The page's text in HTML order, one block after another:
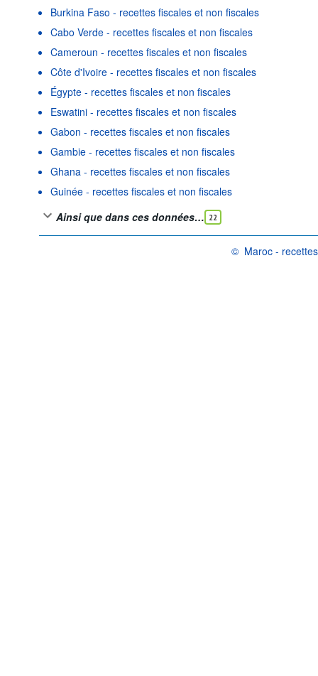
Burkina Faso - recettes fiscales et non fiscales
Cabo Verde - recettes fiscales et non fiscales
Cameroun - recettes fiscales et non fiscales
Côte d'Ivoire - recettes fiscales et non fiscales
Égypte - recettes fiscales et non fiscales
Eswatini - recettes fiscales et non fiscales
Gabon - recettes fiscales et non fiscales
Gambie - recettes fiscales et non fiscales
Ghana - recettes fiscales et non fiscales
Guinée - recettes fiscales et non fiscales
Ainsi que dans ces données… 22
© Maroc -